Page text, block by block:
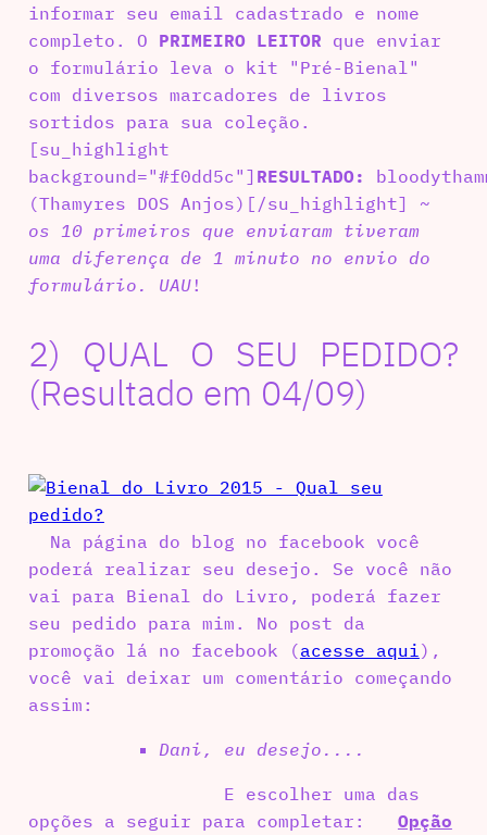
informar seu email cadastrado e nome
completo. O PRIMEIRO LEITOR que enviar
o formulário leva o kit "Pré-Bienal"
com diversos marcadores de livros
sortidos para sua coleção.
[su_highlight
background="#f0dd5c"] RESULTADO:
(Thamyres DOS Anjos)[/su_highlight] ~
os 10 primeiros que enviaram tiveram
uma diferença de 1 minuto no envio do
formulário. UAU!
2) QUAL O SEU PEDIDO?
(Resultado em 04/09)
Na página do blog no facebook você
poderá realizar seu desejo. Se você não
vai para Bienal do Livro, poderá fazer
seu pedido para mim. No post da
promoção lá no facebook (acesse aqui ),
você vai deixar um comentário começando
assim:
Dani, eu desejo....
E escolher uma das
opções a seguir para completar: Opção